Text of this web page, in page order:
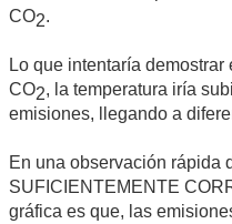
CO2.
Lo que intentaría
CO2, la temperatura iría
emisiones, llegando a
En una observación rápida
SUFICIENTEMENTE
gráfica es que, las